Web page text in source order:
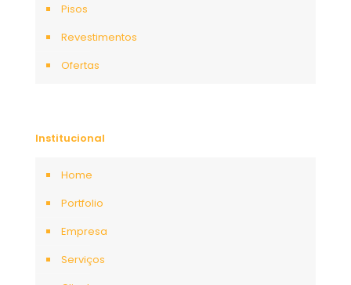
Pisos
Revestimentos
Ofertas
Institucional
Home
Portfolio
Empresa
Serviços